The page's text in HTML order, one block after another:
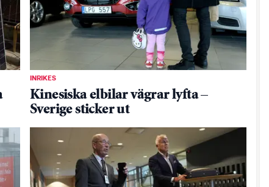
INRIKES
Kinesiska elbilar vägrar lyfta –
Sverige sticker ut